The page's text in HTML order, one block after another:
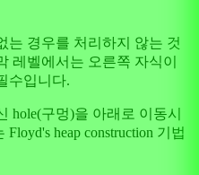
는 경우를 처리하지 않는 것
레벨에서는 오른쪽 자식이
수입니다.
hole(구멍)을 아래로 이동시
heap construction 기법